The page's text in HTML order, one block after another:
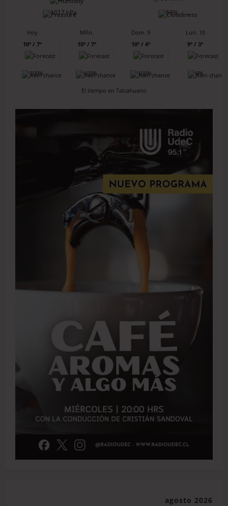
1017 hPa
59%
Hoy
10º / 7º
100%
Mñn.
10º / 7º
100%
Dom. 9
10º / 4º
100%
Lun. 10
9º / 3º
0%
El tiempo en Talcahuano
agosto 2026